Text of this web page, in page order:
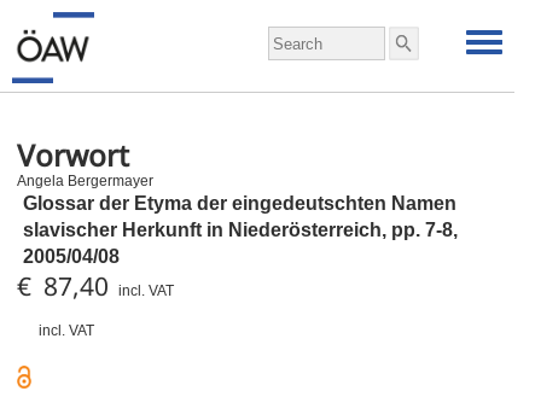
Vorwort
Angela Bergermayer
Glossar der Etyma der eingedeutschten Namen
slavischer Herkunft in Niederösterreich, pp. 7-8,
2005/04/08
€ 87,40 incl. VAT
incl. VAT